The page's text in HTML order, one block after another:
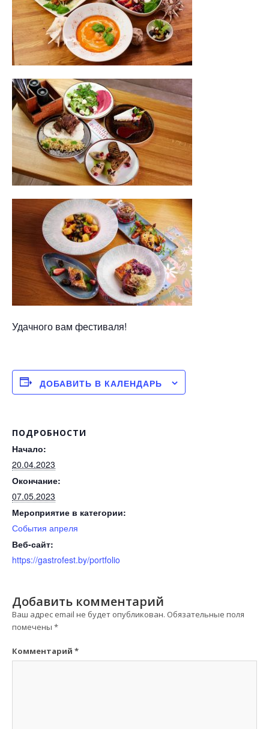
Удачного вам фестиваля!
ДОБАВИТЬ В КАЛЕНДАРЬ
ПОДРОБНОСТИ
Начало:
20.04.2023
Окончание:
07.05.2023
Мероприятие в категории:
События апреля
Веб-сайт:
https://gastrofest.by/portfolio
Добавить комментарий
Ваш адрес email не будет опубликован. Обязательные поля
помечены *
Комментарий *